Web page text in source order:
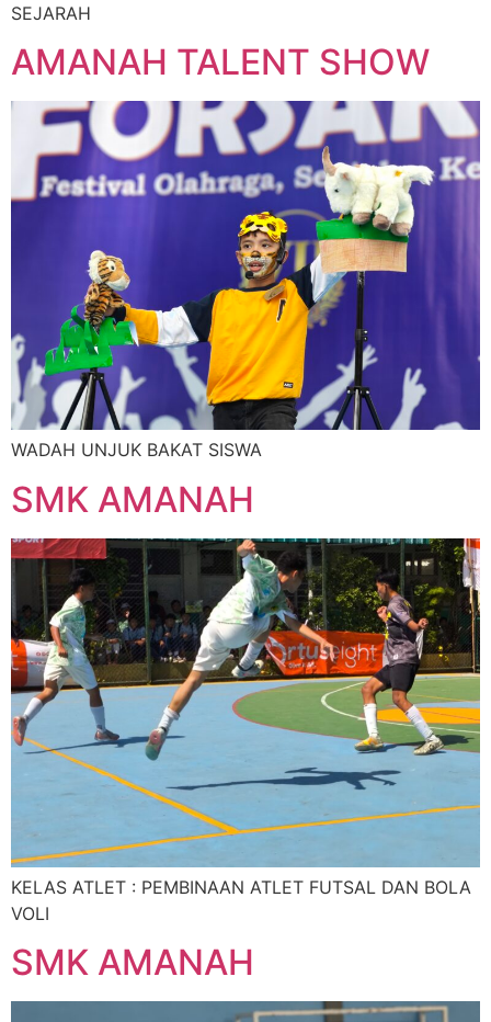
SEJARAH
AMANAH TALENT SHOW
WADAH UNJUK BAKAT SISWA
SMK AMANAH
KELAS ATLET : PEMBINAAN ATLET FUTSAL DAN BOLA
VOLI
SMK AMANAH